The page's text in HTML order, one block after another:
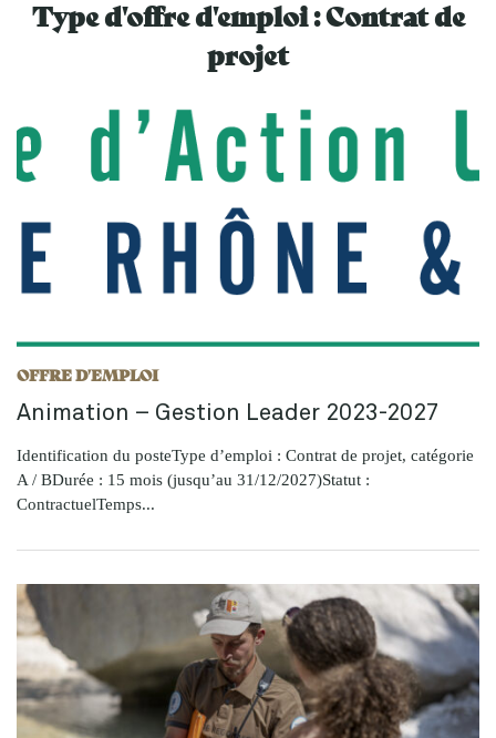
Type d'offre d'emploi :Contrat de
projet
OFFRE D'EMPLOI
Animation – Gestion Leader 2023-2027
Identification du posteType d’emploi : Contrat de projet, catégorie
A / BDurée : 15 mois (jusqu’au 31/12/2027)Statut :
ContractuelTemps...